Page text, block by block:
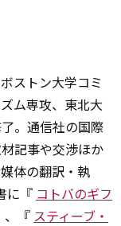
ストン大学コミ
ム専攻、東北大
。通信社の国際
記事や交渉ほか
体の翻訳・執
に『 コトバのギフ
、『 スティーブ・